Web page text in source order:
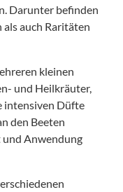
Darunter befinden
auch Raritäten
kleinen
und Heilkräuter,
intensiven Düfte
den Beeten
Anwendung